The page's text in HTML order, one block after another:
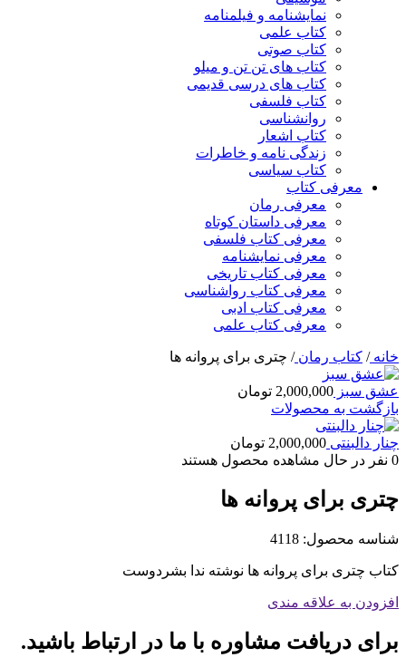
نمایشنامه و فیلمنامه
کتاب علمی
کتاب صوتی
کتاب های تن تن و میلو
کتاب های درسی قدیمی
کتاب فلسفی
روانشناسی
کتاب اشعار
زندگی نامه و خاطرات
کتاب سیاسی
معرفی کتاب
معرفی رمان
معرفی داستان کوتاه
معرفی کتاب فلسفی
معرفی نمایشنامه
معرفی کتاب تاریخی
معرفی کتاب رواشناسی
معرفی کتاب ادبی
معرفی کتاب علمی
خانه/ کتاب رمان/ چتری برای پروانه ها
عشق سبز 2,000,000 تومان
بازگشت به محصولات
چنار دالبنتی 2,000,000 تومان
0 نفر در حال مشاهده محصول هستند
چتری برای پروانه ها
شناسه محصول: 4118
کتاب چتری برای پروانه ها نوشته ندا بشردوست
افزودن به علاقه مندی
برای دریافت مشاوره با ما در ارتباط باشید.